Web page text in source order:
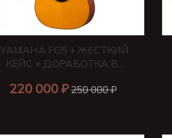
YAMAHA FG5 + ЖЕСТКИЙ
КЕЙС + ДОРАБОТКА В...
220 000 ₽250 000 ₽